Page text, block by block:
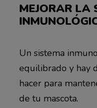
MEJORAR LA
Un sistema
equilibrado y hay
hacer para
de tu mascota.